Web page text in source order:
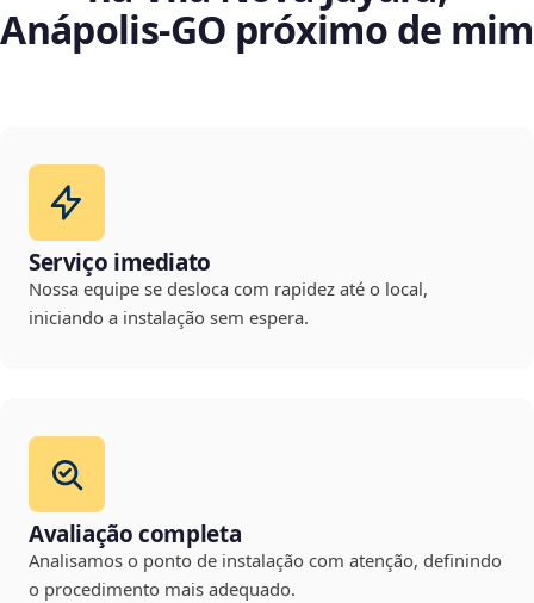
Anápolis‑GO próximo de mim
Serviço imediato
Nossa equipe se desloca com rapidez até o local,
iniciando a instalação sem espera.
Avaliação completa
Analisamos o ponto de instalação com atenção, definindo
o procedimento mais adequado.